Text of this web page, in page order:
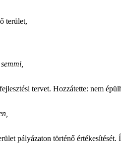
terület,
tervet. Hozzátette: nem
pályázaton történő